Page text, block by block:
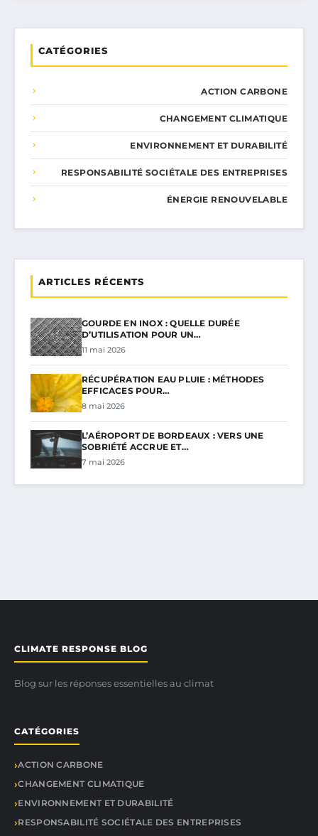
CATÉGORIES
ACTION CARBONE
CHANGEMENT CLIMATIQUE
ENVIRONNEMENT ET DURABILITÉ
RESPONSABILITÉ SOCIÉTALE DES ENTREPRISES
ÉNERGIE RENOUVELABLE
ARTICLES RÉCENTS
GOURDE EN INOX : QUELLE DURÉE
D’UTILISATION POUR UN…
11 mai 2026
RÉCUPÉRATION EAU PLUIE : MÉTHODES
EFFICACES POUR…
8 mai 2026
L’AÉROPORT DE BORDEAUX : VERS UNE
SOBRIÉTÉ ACCRUE ET…
7 mai 2026
CLIMATE RESPONSE BLOG
Blog sur les réponses essentielles au climat
CATÉGORIES
ACTION CARBONE
CHANGEMENT CLIMATIQUE
ENVIRONNEMENT ET DURABILITÉ
RESPONSABILITÉ SOCIÉTALE DES ENTREPRISES